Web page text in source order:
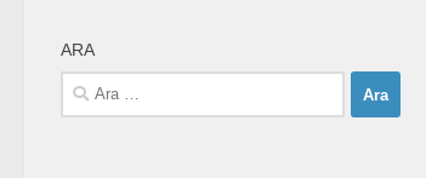
ARA
Arama: